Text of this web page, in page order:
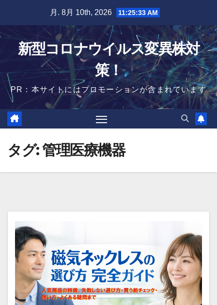
content
月. 8月 10th, 2026 11:25:34 AM
新型コロナウイルス変異株対
策！
PR：本サイトにはプロモーションが含まれています
タグ:管理医療機器